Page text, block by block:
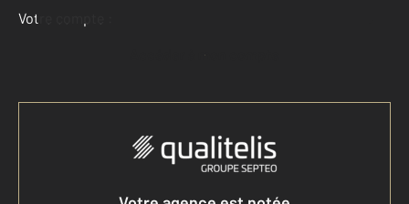
Votre compte :
Accéder à mon compte